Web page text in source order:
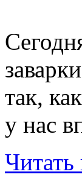
так,
у нас
Читать